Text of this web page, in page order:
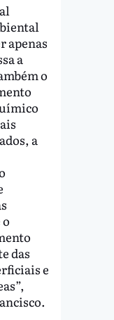
apenas
a
o
a
das
e